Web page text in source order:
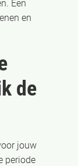
Een
en
de
jouw
periode